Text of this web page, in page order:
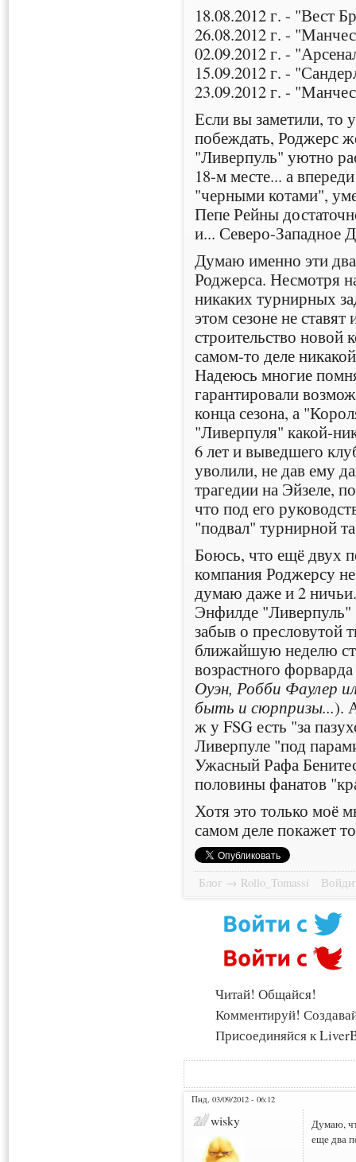
18.08.2012 г. - "Вест
26.08.2012 г. -
02.09.2012 г. -
15.09.2012 г. -
23.09.2012 г. -
Если вы заметили, то
побеждать, Роджерс
"Ливерпуль" уютно
18-м месте... а
"черными котами",
Пепе Рейны
и... Северо-Западное
Думаю именно эти
Роджерса. Несмотря
никаких турнирных
этом сезоне не
строительство новой
самом-то деле
Надеюсь многие
гарантировали
конца сезона, а
"Ливерпуля" какой-
6 лет и выведшего
уволили, не дав ему
трагедии на Эйзеле,
что под его
"подвал" турнирной
Боюсь, что ещё двух
компания Роджерсу
думаю даже и 2
Энфилде "Ливерпуль"
забыв о пресловутой
ближайшую неделю
возрастного
Оуэн, Робби Фаулер
быть и сюрпризы...).
ж у FSG есть "за
Ливерпуле "под
Ужасный Рафа
половины фанатов
Хотя это только моё
самом деле покажет
Блог → Rollo_Tomassi
Читай! Общайся!
Комментируй!
Присоединяйся к
Пнд, 03/09/2012 - 06:12
wisky
Думаю,
еще два